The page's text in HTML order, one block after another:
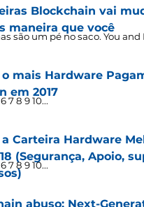
Blockchain vai
maneira que você
são um pé no saco. You and
o mais Hardware
em 2017
7 8 9 10...
a Carteira Hardware
(Segurança, Apoio,
7 8 9 10...
abuso: Next-